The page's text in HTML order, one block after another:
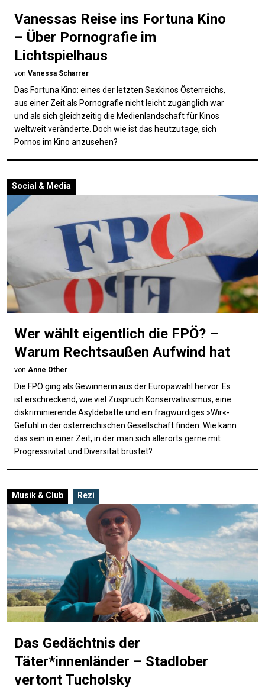
Vanessas Reise ins Fortuna Kino
– Über Pornografie im
Lichtspielhaus
von Vanessa Scharrer
Das Fortuna Kino: eines der letzten Sexkinos Österreichs,
aus einer Zeit als Pornografie nicht leicht zugänglich war
und als sich gleichzeitig die Medienlandschaft für Kinos
weltweit veränderte. Doch wie ist das heutzutage, sich
Pornos im Kino anzusehen?
Social & Media
Wer wählt eigentlich die FPÖ? –
Warum Rechtsaußen Aufwind hat
von Anne Other
Die FPÖ ging als Gewinnerin aus der Europawahl hervor. Es
ist erschreckend, wie viel Zuspruch Konservativismus, eine
diskriminierende Asyldebatte und ein fragwürdiges »Wir«-
Gefühl in der österreichischen Gesellschaft finden. Wie kann
das sein in einer Zeit, in der man sich allerorts gerne mit
Progressivität und Diversität brüstet?
Musik & Club Rezi
Das Gedächtnis der
Täter*innenländer – Stadlober
vertont Tucholsky